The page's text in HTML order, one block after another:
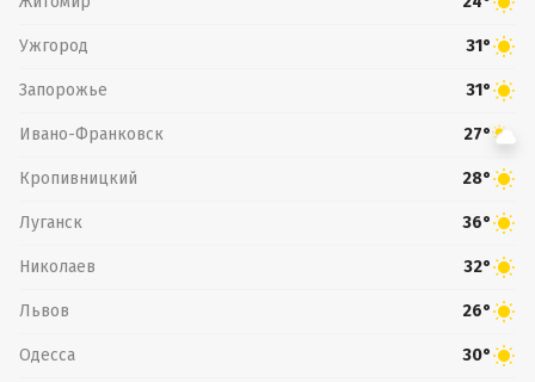
Ужгород 31°
Запорожье 31°
Ивано-Франковск 27°
Кропивницкий 28°
Луганск 36°
Николаев 32°
Львов 26°
Одесса 30°